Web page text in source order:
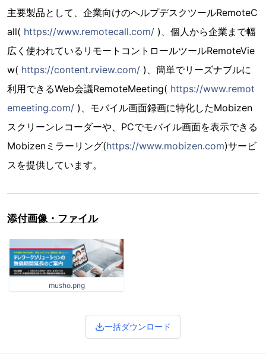
主要製品として、企業向けのヘルプデスクツールRemoteC
all( https://www.remotecall.com/ )、個人から企業まで幅
広く使われているリモートコントロールツールRemoteVie
w( https://content.rview.com/ )、簡単でリーズナブルに
利用できるWeb会議RemoteMeeting( https://www.remot
emeeting.com/ )、モバイル画面録画に特化したMobizen
スクリーンレコーダーや、PCでモバイル画面を表示できる
Mobizenミラーリング(https://www.mobizen.com)サービ
スを提供しています。
添付画像・ファイル
musho.png
一括ダウンロード